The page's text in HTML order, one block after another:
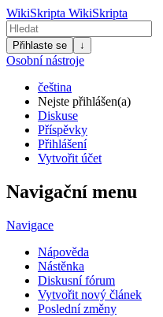
WikiSkripta WikiSkripta
Přihlaste se ↓
Osobní nástroje
čeština
Nejste přihlášen(a)
Diskuse
Příspěvky
Přihlášení
Vytvořit účet
Navigační menu
Navigace
Nápověda
Nástěnka
Diskusní fórum
Vytvořit nový článek
Poslední změny